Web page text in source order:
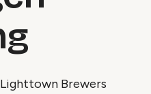
Brewers